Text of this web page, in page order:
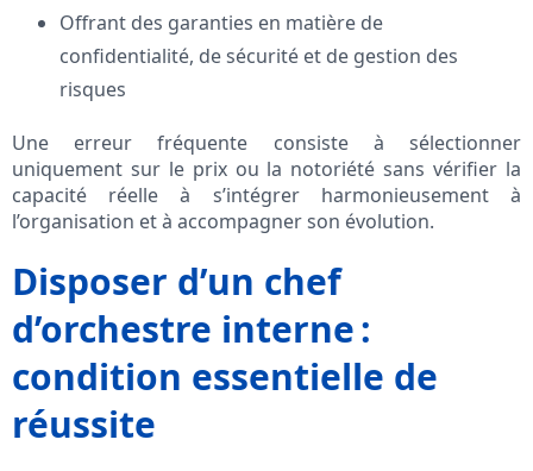
Offrant des garanties en matière de
confidentialité, de sécurité et de gestion des
risques
Une erreur fréquente consiste à sélectionner
uniquement sur le prix ou la notoriété sans vérifier la
capacité réelle à s’intégrer harmonieusement à
l’organisation et à accompagner son évolution.
Disposer d’un chef
d’orchestre interne :
condition essentielle de
réussite